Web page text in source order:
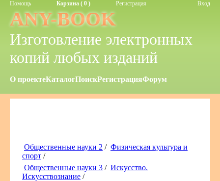
Помощь Корзина ( 0 ) Регистрация Вход
ANY-BOOK
Изготовление электронных
копий любых изданий
О проектеКаталогПоискРегистрацияФорум
Общественные науки 2 / Физическая культура и
спорт /
Общественные науки 3 / Искусство.
Искусствознание /